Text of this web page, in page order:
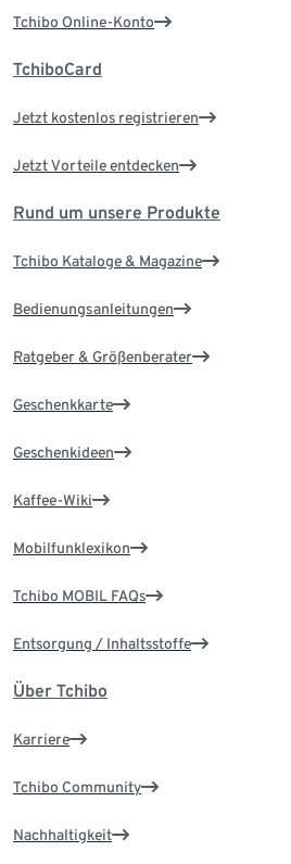
Tchibo Online-Konto
TchiboCard
Jetzt kostenlos registrieren
Jetzt Vorteile entdecken
Rund um unsere Produkte
Tchibo Kataloge & Magazine
Bedienungsanleitungen
Ratgeber & Größenberater
Geschenkkarte
Geschenkideen
Kaffee-Wiki
Mobilfunklexikon
Tchibo MOBIL FAQs
Entsorgung / Inhaltsstoffe
Über Tchibo
Karriere
Tchibo Community
Nachhaltigkeit